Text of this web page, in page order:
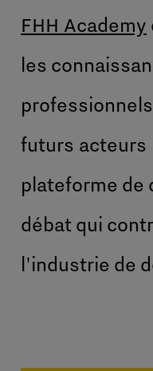
FHH Academy
les
futurs acteurs
plateforme de
débat qui
l'industrie de